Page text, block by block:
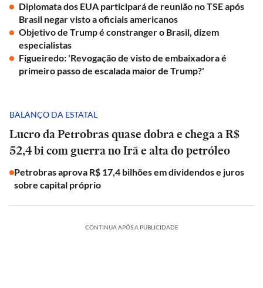
Diplomata dos EUA participará de reunião no TSE após
Brasil negar visto a oficiais americanos
Objetivo de Trump é constranger o Brasil, dizem
especialistas
Figueiredo: 'Revogação de visto de embaixadora é
primeiro passo de escalada maior de Trump?'
BALANÇO DA ESTATAL
Lucro da Petrobras quase dobra e chega a R$
52,4 bi com guerra no Irã e alta do petróleo
Petrobras aprova R$ 17,4 bilhões em dividendos e juros
sobre capital próprio
CONTINUA APÓS A PUBLICIDADE